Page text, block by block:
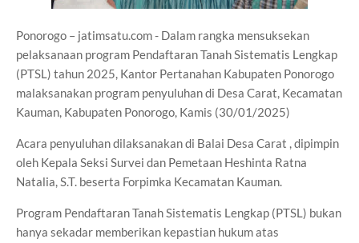
Ponorogo – jatimsatu.com - Dalam rangka mensuksekan
pelaksanaan program Pendaftaran Tanah Sistematis Lengkap
(PTSL) tahun 2025, Kantor Pertanahan Kabupaten Ponorogo
malaksanakan program penyuluhan di Desa Carat, Kecamatan
Kauman, Kabupaten Ponorogo, Kamis (30/01/2025)
Acara penyuluhan dilaksanakan di Balai Desa Carat , dipimpin
oleh Kepala Seksi Survei dan Pemetaan Heshinta Ratna
Natalia, S.T. beserta Forpimka Kecamatan Kauman.
Program Pendaftaran Tanah Sistematis Lengkap (PTSL) bukan
hanya sekadar memberikan kepastian hukum atas